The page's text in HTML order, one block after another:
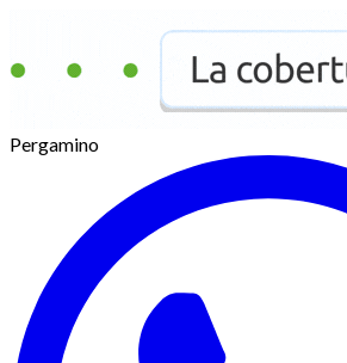
Pergamino